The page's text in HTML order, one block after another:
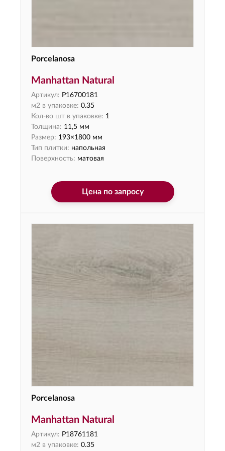
Porcelanosa
Manhattan Natural
Артикул: P16700181
м2 в упаковке: 0.35
Кол-во шт в упаковке: 1
Толщина: 11,5 мм
Размер: 193×1800 мм
Тип плитки: напольная
Поверхность: матовая
Цена по запросу
Porcelanosa
Manhattan Natural
Артикул: P18761181
м2 в упаковке: 0.35